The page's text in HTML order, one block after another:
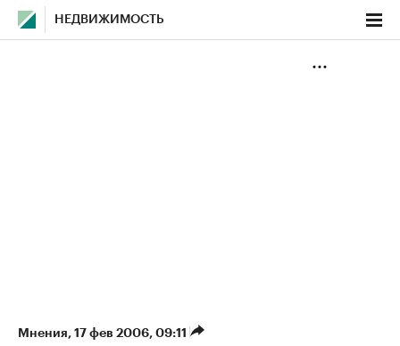
НЕДВИЖИМОСТЬ
Мнения⁠, 17 фев 2006, 09:11